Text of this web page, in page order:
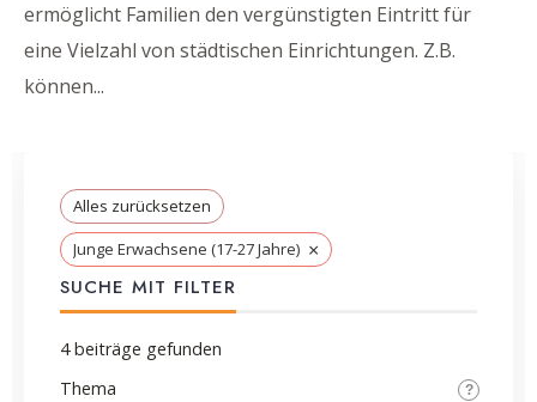
ermöglicht Familien den vergünstigten Eintritt für
eine Vielzahl von städtischen Einrichtungen. Z.B.
können...
Alles zurücksetzen
Junge Erwachsene (17-27 Jahre) ×
SUCHE MIT FILTER
4beiträge gefunden
Thema